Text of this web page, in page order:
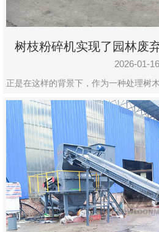
树枝粉碎机实现了园林废
2026-01-16
正是在这样的背景下，作为一种处理树